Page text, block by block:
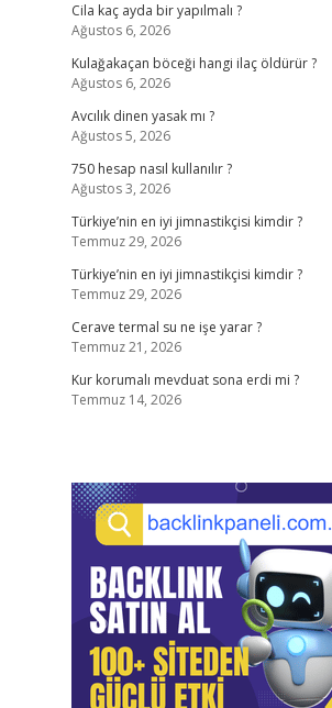
Cila kaç ayda bir yapılmalı ?
Ağustos 6, 2026
Kulağakaçan böceği hangi ilaç öldürür ?
Ağustos 6, 2026
Avcılık dinen yasak mı ?
Ağustos 5, 2026
750 hesap nasıl kullanılır ?
Ağustos 3, 2026
Türkiye’nin en iyi jimnastikçisi kimdir ?
Temmuz 29, 2026
Türkiye’nin en iyi jimnastikçisi kimdir ?
Temmuz 29, 2026
Cerave termal su ne işe yarar ?
Temmuz 21, 2026
Kur korumalı mevduat sona erdi mi ?
Temmuz 14, 2026